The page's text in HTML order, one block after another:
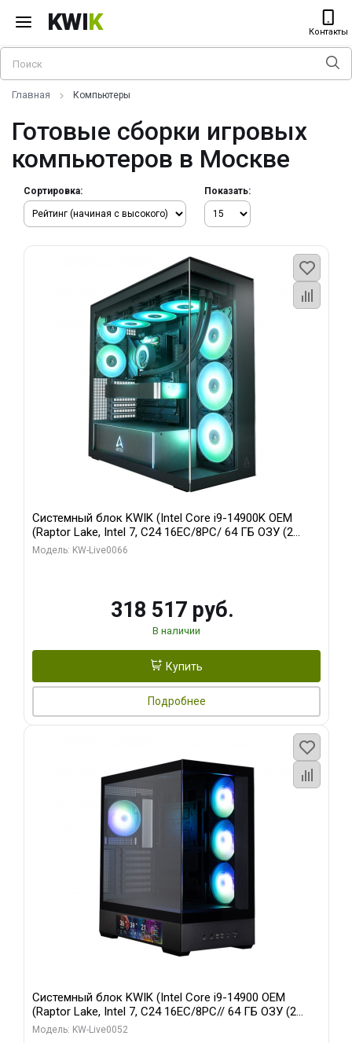
KWIK Контакты
Главная Компьютеры
Готовые сборки игровых
компьютеров в Москве
Сортировка: Показать:
Системный блок KWIK (Intel Core i9-14900K OEM
(Raptor Lake, Intel 7, C24 16EC/8PC/ 64 ГБ ОЗУ (2
модуля)/ Gigabyte RTX5080 XTREME WATERFORCE
Модель: KW-Live0066
318 517 руб.
В наличии
Купить
Подробнее
Системный блок KWIK (Intel Core i9-14900 OEM
(Raptor Lake, Intel 7, C24 16EC/8PC// 64 ГБ ОЗУ (2
модуля)/ Palit RTX5080 GAMINGPRO OC 16GB GDDR7
Модель: KW-Live0052